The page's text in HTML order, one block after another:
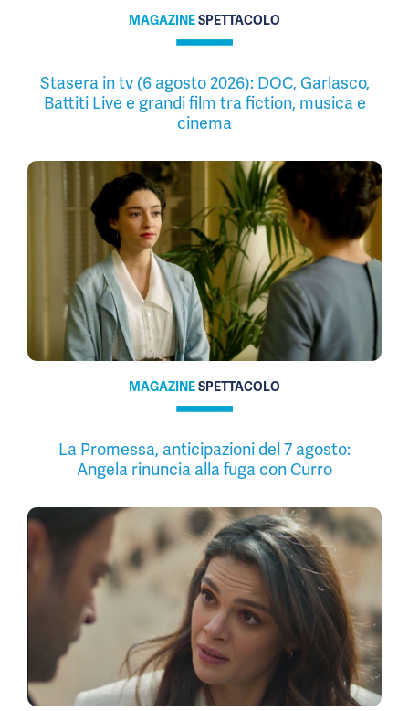
MAGAZINESPETTACOLO
Stasera in tv (6 agosto 2026): DOC, Garlasco,
Battiti Live e grandi film tra fiction, musica e
cinema
MAGAZINESPETTACOLO
La Promessa, anticipazioni del 7 agosto:
Angela rinuncia alla fuga con Curro